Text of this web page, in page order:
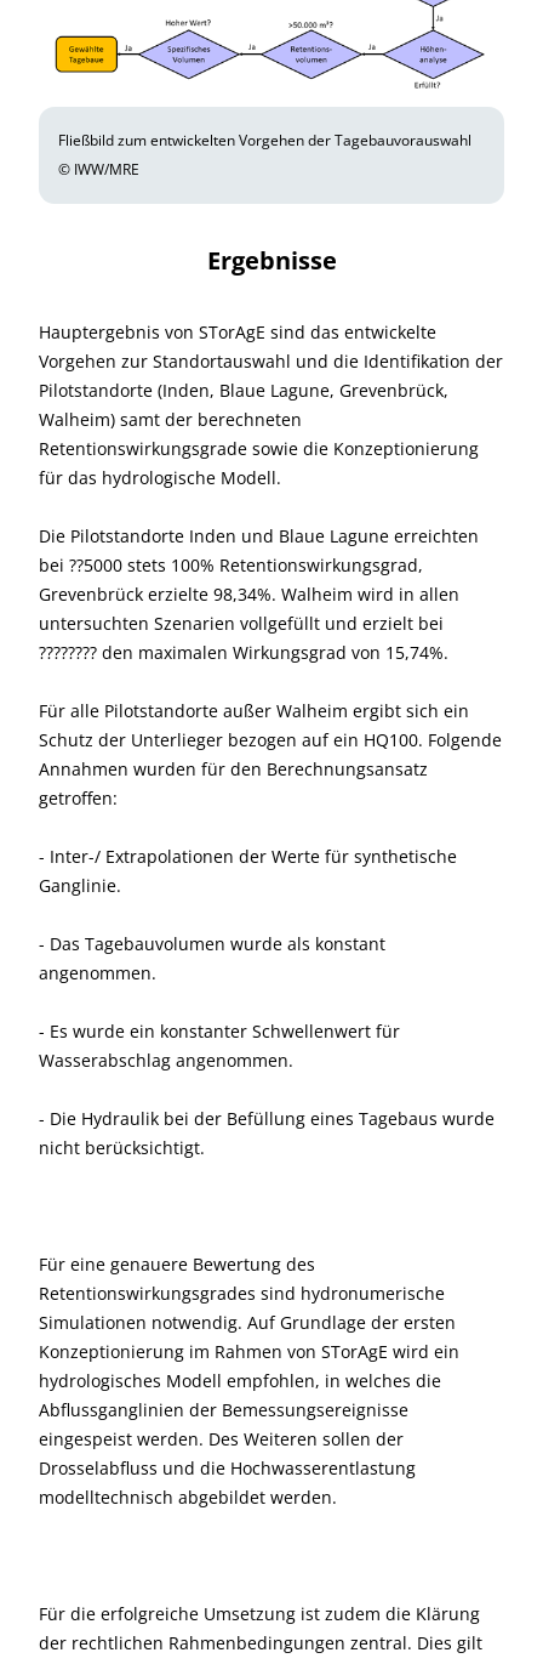
Fließbild zum entwickelten Vorgehen der Tagebauvorauswahl
© IWW/MRE
Ergebnisse
Hauptergebnis von STorAgE sind das entwickelte
Vorgehen zur Standortauswahl und die Identifikation der
Pilotstandorte (Inden, Blaue Lagune, Grevenbrück,
Walheim) samt der berechneten
Retentionswirkungsgrade sowie die Konzeptionierung
für das hydrologische Modell.
Die Pilotstandorte Inden und Blaue Lagune erreichten
bei ??5000 stets 100% Retentionswirkungsgrad,
Grevenbrück erzielte 98,34%. Walheim wird in allen
untersuchten Szenarien vollgefüllt und erzielt bei
???????? den maximalen Wirkungsgrad von 15,74%.
Für alle Pilotstandorte außer Walheim ergibt sich ein
Schutz der Unterlieger bezogen auf ein HQ100. Folgende
Annahmen wurden für den Berechnungsansatz
getroffen:
- Inter-/ Extrapolationen der Werte für synthetische
Ganglinie.
- Das Tagebauvolumen wurde als konstant
angenommen.
- Es wurde ein konstanter Schwellenwert für
Wasserabschlag angenommen.
- Die Hydraulik bei der Befüllung eines Tagebaus wurde
nicht berücksichtigt.
Für eine genauere Bewertung des
Retentionswirkungsgrades sind hydronumerische
Simulationen notwendig. Auf Grundlage der ersten
Konzeptionierung im Rahmen von STorAgE wird ein
hydrologisches Modell empfohlen, in welches die
Abflussganglinien der Bemessungsereignisse
eingespeist werden. Des Weiteren sollen der
Drosselabfluss und die Hochwasserentlastung
modelltechnisch abgebildet werden.
Für die erfolgreiche Umsetzung ist zudem die Klärung
der rechtlichen Rahmenbedingungen zentral. Dies gilt